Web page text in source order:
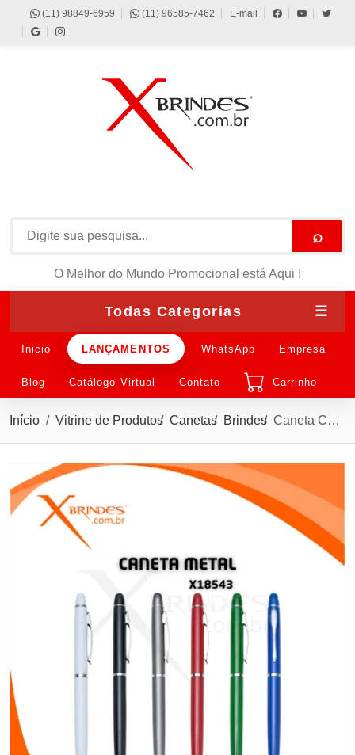
(11) 98849-6959 (11) 96585-7462 E-mail
⌕
O Melhor do Mundo Promocional está Aqui !
Todas Categorias ☰
Inicio LANÇAMENTOS WhatsApp Empresa
Blog Catálogo Virtual Contato Carrinho
Início Vitrine de Produtos Canetas Brindes Caneta Corpo de Metal com Ponteira Touch e acionamento por Rotação X18543